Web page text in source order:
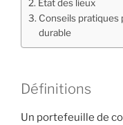
État des lieux
Conseils
durable
Définitions
Un portefeuille de